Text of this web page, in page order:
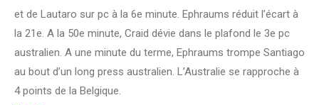
et de Lautaro sur pc à la 6e minute. Ephraums réduit l’écart à
la 21e. A la 50e minute, Craid dévie dans le plafond le 3e pc
australien. A une minute du terme, Ephraums trompe Santiago
au bout d’un long press australien. L’Australie se rapproche à
4 points de la Belgique.